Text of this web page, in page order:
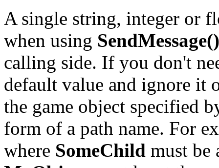
A single string, integer or
when using SendMessage()
calling side. If you don't
default value and ignore it
the game object specified
form of a path name. For
where SomeChild must